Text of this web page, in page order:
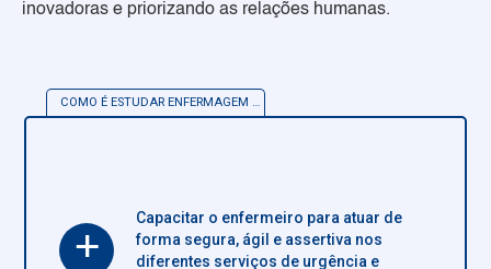
inovadoras e priorizando as relações humanas.
COMO É ESTUDAR ENFERMAGEM EM URGÊNCIA E EMERGÊNCIA – ADULTO
+
Capacitar o enfermeiro para atuar de
forma segura, ágil e assertiva nos
diferentes serviços de urgência e